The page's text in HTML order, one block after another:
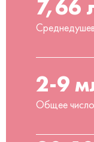
7,66
2-9
Общее